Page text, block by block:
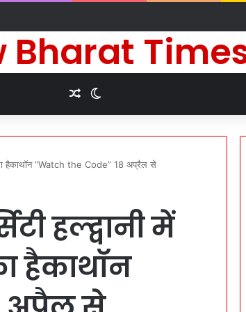
लिए किए धार्मिक अनुष्ठान
Bharat
Random Article
का हैकाथॉन “Watch the Code” 18 अप्रैल से
हल्द्वानी में
हैकाथॉन